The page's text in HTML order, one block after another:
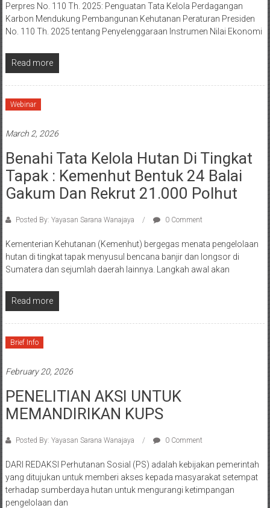
Perpres No. 110 Th. 2025: Penguatan Tata Kelola Perdagangan
Karbon Mendukung Pembangunan Kehutanan Peraturan Presiden
No. 110 Th. 2025 tentang Penyelenggaraan Instrumen Nilai Ekonomi
Read more
Webinar
March 2, 2026
Benahi Tata Kelola Hutan Di Tingkat
Tapak : Kemenhut Bentuk 24 Balai
Gakum Dan Rekrut 21.000 Polhut
Posted By: Yayasan Sarana Wanajaya 0 Comment
Kementerian Kehutanan (Kemenhut) bergegas menata pengelolaan
hutan di tingkat tapak menyusul bencana banjir dan longsor di
Sumatera dan sejumlah daerah lainnya. Langkah awal akan
Read more
Brief Info
February 20, 2026
PENELITIAN AKSI UNTUK
MEMANDIRIKAN KUPS
Posted By: Yayasan Sarana Wanajaya 0 Comment
DARI REDAKSI Perhutanan Sosial (PS) adalah kebijakan pemerintah
yang ditujukan untuk memberi akses kepada masyarakat setempat
terhadap sumberdaya hutan untuk mengurangi ketimpangan
pengelolaan dan